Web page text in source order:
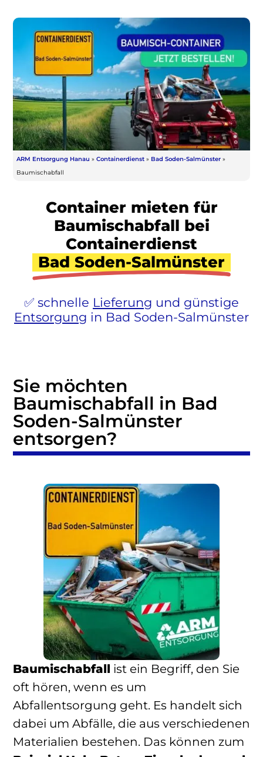
ARM Entsorgung Hanau » Containerdienst » Bad Soden-Salmünster »
Baumischabfall
Container mieten für
Baumischabfall bei
Containerdienst
Bad Soden-Salmünster
schnelle Lieferung und günstige
Entsorgung in Bad Soden-Salmünster
Sie möchten
Baumischabfall in Bad
Soden-Salmünster
entsorgen?
Baumischabfall ist ein Begriff, den Sie
oft hören, wenn es um
Abfallentsorgung geht. Es handelt sich
dabei um Abfälle, die aus verschiedenen
Materialien bestehen. Das können zum